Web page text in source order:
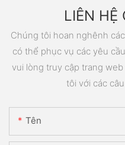
LIÊN HỆ
Chúng tôi hoan nghênh
có thể phục vụ các yêu
vui lòng truy cập trang
tôi với các
Tên